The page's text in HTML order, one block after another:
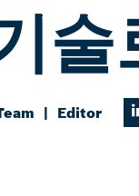
Editor